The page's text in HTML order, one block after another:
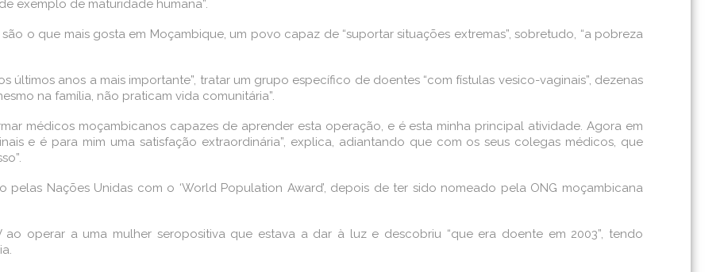
exemplo de maturidade humana”.
o que mais gosta em Moçambique, um povo capaz de “suportar situações extremas”, sobretudo, “a pobreza
últimos anos a mais importante”, tratar um grupo específico de doentes “com fístulas vesico-vaginais”, dezenas
na família, não praticam vida comunitária”.
médicos moçambicanos capazes de aprender esta operação, e é esta minha principal atividade. Agora em
e é para mim uma satisfação extraordinária”, explica, adiantando que com os seus colegas médicos, que
pelas Nações Unidas com o ‘World Population Award’, depois de ter sido nomeado pela ONG moçambicana
operar a uma mulher seropositiva que estava a dar à luz e descobriu “que era doente em 2003”, tendo